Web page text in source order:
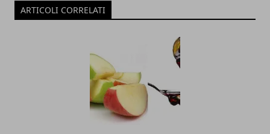
ARTICOLI CORRELATI